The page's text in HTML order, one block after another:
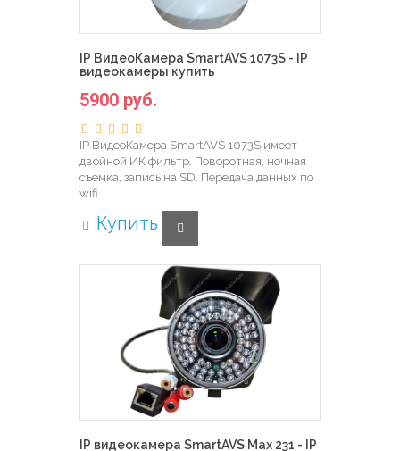
IP ВидеоКамера SmartAVS 1073S - IP
видеокамеры купить
5900 руб.
IP ВидеоКамера SmartAVS 1073S имеет
двойной ИК фильтр. Поворотная, ночная
съемка, запись на SD. Передача данных по
wifi
Купить
IP видеокамера SmartAVS Max 231 - IP